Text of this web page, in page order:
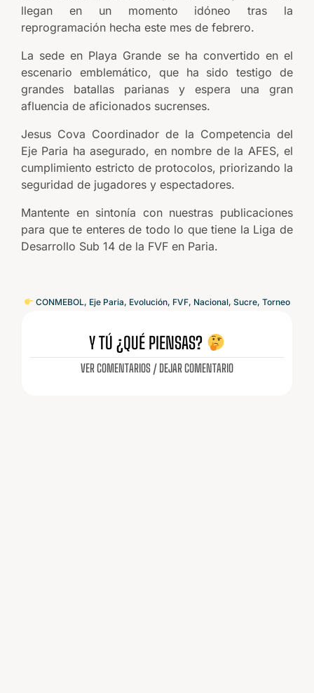
llegan en un momento idóneo tras la
reprogramación hecha este mes de febrero.
La sede en Playa Grande se ha convertido en el
escenario emblemático, que ha sido testigo de
grandes batallas parianas y espera una gran
afluencia de aficionados sucrenses.
Jesus Cova Coordinador de la Competencia del
Eje Paria ha asegurado, en nombre de la AFES, el
cumplimiento estricto de protocolos, priorizando la
seguridad de jugadores y espectadores.
Mantente en sintonía con nuestras publicaciones
para que te enteres de todo lo que tiene la Liga de
Desarrollo Sub 14 de la FVF en Paria.
CONMEBOL, Eje Paria, Evolución, FVF, Nacional, Sucre, Torneo
Y TÚ ¿QUÉ PIENSAS?
VER COMENTARIOS / DEJAR COMENTARIO